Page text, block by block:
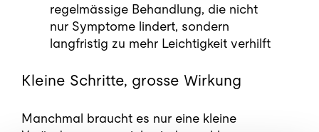
regelmässige Behandlung, die nicht
nur Symptome lindert, sondern
langfristig zu mehr Leichtigkeit verhilft
Kleine Schritte, grosse Wirkung
Manchmal braucht es nur eine kleine